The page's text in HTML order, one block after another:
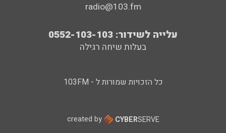
radio@103.fm
עלייה לשידור: 0552-103-103
בעלות שיחה רגילה
כל הזכויות שמורות ל - 103FM
created by CYBERSERVE